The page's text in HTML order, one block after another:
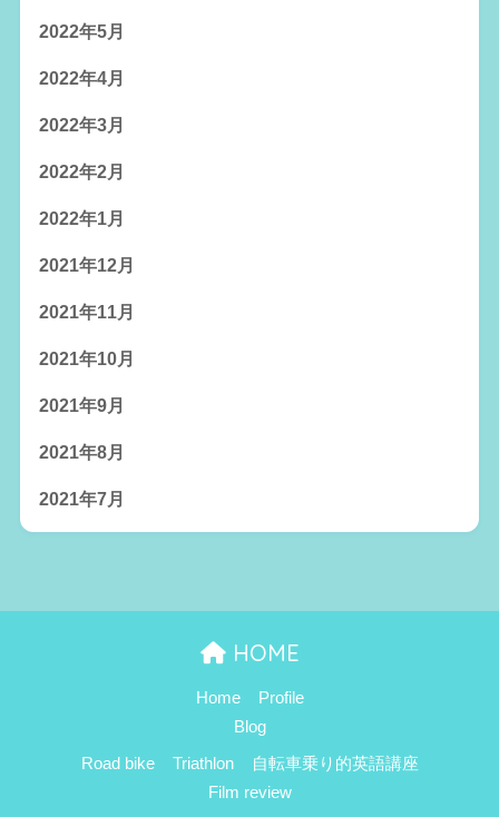
2022年5月
2022年4月
2022年3月
2022年2月
2022年1月
2021年12月
2021年11月
2021年10月
2021年9月
2021年8月
2021年7月
HOME
Home
Profile
Blog
Road bike Triathlon
自転車乗り的英語講座
Film review